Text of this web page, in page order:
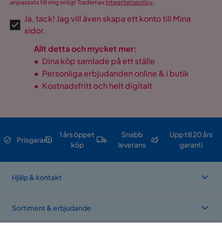
anpassats till mig enligt Trademax Integritetspolicy.
Ja, tack! Jag vill även skapa ett konto till Mina
sidor.
Allt detta och mycket mer:
• Dina köp samlade på ett ställe
• Personliga erbjudanden online & i butik
• Kostnadsfritt och helt digitalt
Prisgaranti
1 års öppet
köp
Snabb
leverans
Upp till 20 års
garanti
Hjälp & kontakt
Sortiment & erbjudande